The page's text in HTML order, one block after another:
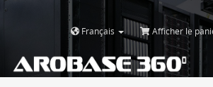
Français Afficher le